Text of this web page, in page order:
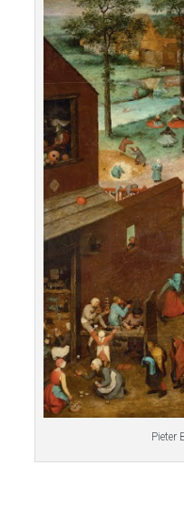
Pieter